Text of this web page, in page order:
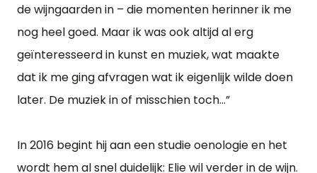
de wijngaarden in – die momenten herinner ik me
nog heel goed. Maar ik was ook altijd al erg
geïnteresseerd in kunst en muziek, wat maakte
dat ik me ging afvragen wat ik eigenlijk wilde doen
later. De muziek in of misschien toch…”
In 2016 begint hij aan een studie oenologie en het
wordt hem al snel duidelijk: Elie wil verder in de wijn.